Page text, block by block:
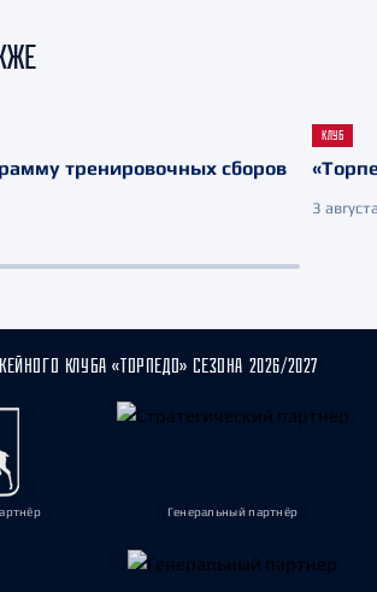
тренировочных сборов
КЛУБ
3
КЛУБА «ТОРПЕДО» СЕЗОНА 2026/2027
Генеральный партнёр